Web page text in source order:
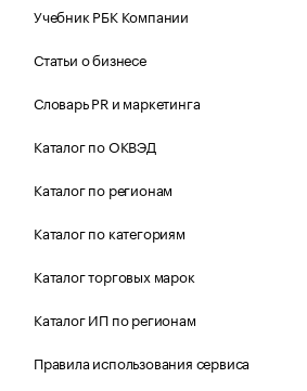
Учебник РБК Компании
Статьи о бизнесе
Словарь PR и маркетинга
Каталог по ОКВЭД
Каталог по регионам
Каталог по категориям
Каталог торговых марок
Каталог ИП по регионам
Правила использования сервиса